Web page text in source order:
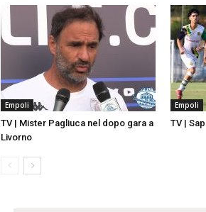
Empoli
TV | Mister Pagliuca nel dopo gara a
Livorno
Empoli
TV |